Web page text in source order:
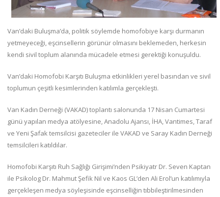
Van’daki Buluşma’da, politik söylemde homofobiye karşı durmanın
yetmeyeceği, eşcinsellerin görünür olmasını beklemeden, herkesin
kendi sivil toplum alanında mücadele etmesi gerektiği konuşuldu.
Van’daki Homofobi Karşıtı Buluşma etkinlikleri yerel basından ve sivil
toplumun çeşitli kesimlerinden katılımla gerçekleşti.
Van Kadın Derneği (VAKAD) toplantı salonunda 17 Nisan Cumartesi
günü yapılan medya atölyesine, Anadolu Ajansı, İHA, Vantimes, Taraf
ve Yeni Şafak temsilcisi gazeteciler ile VAKAD ve Saray Kadın Derneği
temsilcileri katıldılar.
Homofobi Karşıtı Ruh Sağlığı Girişimi’nden Psikiyatr Dr. Seven Kaptan
ile Psikolog Dr. Mahmut Şefik Nil ve Kaos GL’den Ali Erol’un katılımıyla
gerçekleşen medya söyleşisinde eşcinselliğin tıbbileştirilmesinden